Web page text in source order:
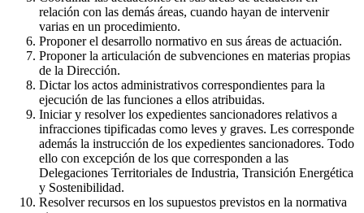
relación con las demás áreas, cuando hayan de intervenir
varias en un procedimiento.
Proponer el desarrollo normativo en sus áreas de actuación.
Proponer la articulación de subvenciones en materias propias
de la Dirección.
Dictar los actos administrativos correspondientes para la
ejecución de las funciones a ellos atribuidas.
Iniciar y resolver los expedientes sancionadores relativos a
infracciones tipificadas como leves y graves. Les corresponde
además la instrucción de los expedientes sancionadores. Todo
ello con excepción de los que corresponden a las
Delegaciones Territoriales de Industria, Transición Energética
y Sostenibilidad.
Resolver recursos en los supuestos previstos en la normativa